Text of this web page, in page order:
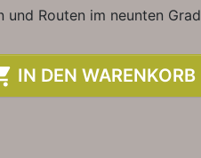
Routen im neunten Grad
IN DEN WARENKORB